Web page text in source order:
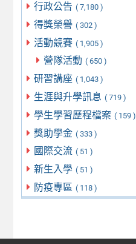
行政公告 ( 7,180 )
得獎榮譽 ( 302 )
活動競賽 ( 1,905 )
營隊活動 ( 650 )
研習講座 ( 1,043 )
生涯與升學訊息 ( 719 )
學生學習歷程檔案 ( 159 )
獎助學金 ( 333 )
國際交流 ( 51 )
新生入學 ( 51 )
防疫專區 ( 118 )